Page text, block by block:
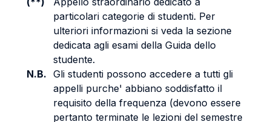
particolari categorie di studenti. Per
ulteriori informazioni si veda la sezione
dedicata agli esami della Guida dello
studente.
N.B. Gli studenti possono accedere a tutti gli
appelli purche' abbiano soddisfatto il
requisito della frequenza (devono essere
pertanto terminate le lezioni del semestre